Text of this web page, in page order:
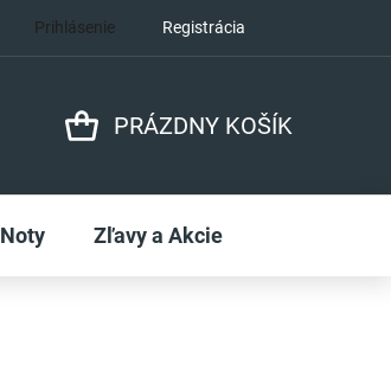
Prihlásenie Registrácia
PRÁZDNY KOŠÍK
Noty Zľavy a Akcie